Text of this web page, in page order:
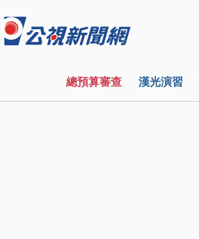
總預算審查 漢光演習